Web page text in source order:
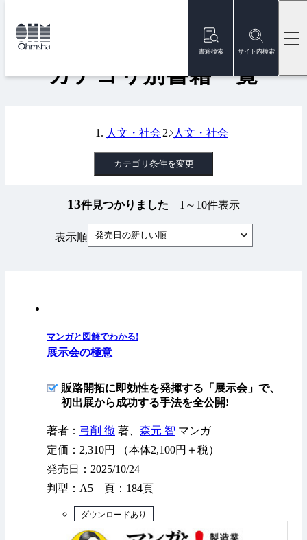
書籍検索 サイト内検索
トップ
カテゴリ別書籍一覧
人文・社会 人文・社会
カテゴリ条件を変更
13件見つかりました 1～10件表示
表示順 発売日の新しい順
マンガと図解でわかる!
展示会の極意
販路開拓に即効性を発揮する「展示会」で、
初出展から成功する手法を全公開!
著者： 弓削 徹 著、 森元 智 マンガ
定価：2,310円 （本体2,100円＋税）
発売日：2025/10/24
判型：A5 頁：184頁
ダウンロードあり